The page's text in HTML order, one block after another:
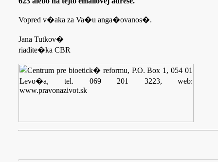
Vopred v�aka za Va�u anga�ovanos�.
Jana Tutkov�
riadite�ka CBR